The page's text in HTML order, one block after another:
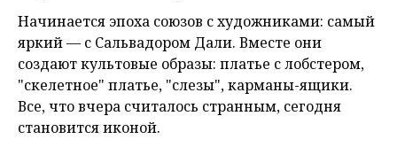
Начинается эпоха союзов с художниками: самый
яркий — с Сальвадором Дали. Вместе они
создают культовые образы: платье с лобстером,
"скелетное" платье, "слезы", карманы-ящики.
Все, что вчера считалось странным, сегодня
становится иконой.